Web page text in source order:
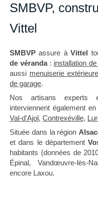
SMBVP,
Vittel
SMBVP assure àVittel
de véranda: installation
aussi menuiserie extérieure
de garage.
Nos artisans experts
interviennent également en
Val-d'Ajol, Contrexéville,
Située dans la région
et dans le département
habitants (données de
Épinal, Vandœuvre-lès-
encore Laxou.